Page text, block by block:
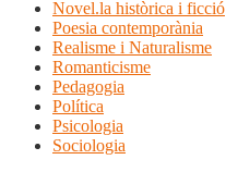
Novel.la històrica i ficció
Poesia contemporània
Realisme i Naturalisme
Romanticisme
Pedagogia
Política
Psicologia
Sociologia